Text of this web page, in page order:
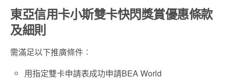
東亞信用卡小斯雙卡快閃獎賞優惠條款
及細則
需滿足以下推廣條件︰
用指定雙卡申請表成功申請BEA World